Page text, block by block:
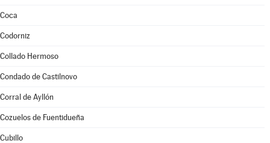
Coca
Codorniz
Collado Hermoso
Condado de Castilnovo
Corral de Ayllón
Cozuelos de Fuentidueña
Cubillo